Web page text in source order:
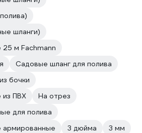
шланги)
м Fachmann
Садовые шланг для полива
бочки
из ПВХ
На отрез
для полива
армированные
3 дюйма
3 мм